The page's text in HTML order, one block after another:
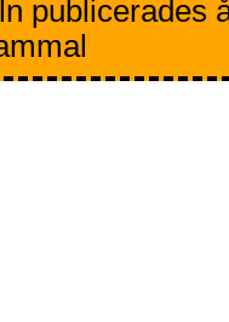
publicerades